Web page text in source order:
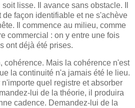
lisse. Il avance sans obstacle. Il
de façon identifiable et ne s'achève
Il commence au milieu, comme
commercial : on y entre une fois
ont déjà été prises.
cohérence. Mais la cohérence n'est
la continuité n'a jamais été le lieu.
n'importe quel registre et absorber
lui de la théorie, il produira
cadence. Demandez-lui de la